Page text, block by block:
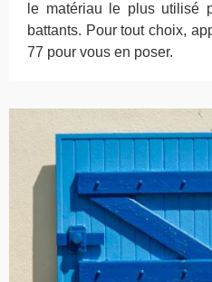
le matériau le plus utilisé
battants. Pour tout choix,
77 pour vous en poser.